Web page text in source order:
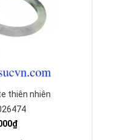
thiên nhiên